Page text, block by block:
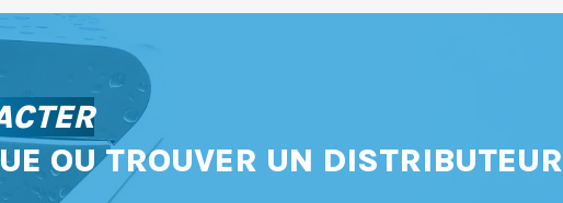
OU TROUVER UN DISTRIBUTEUR